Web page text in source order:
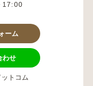
17:00
ーム
わせ
トコム